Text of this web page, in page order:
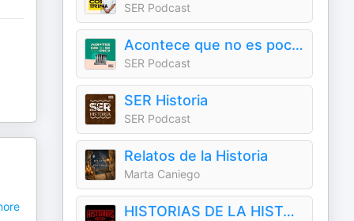
SER Podcast
Acontece que no es poco con Nieves Concostrina
SER Podcast
SER Historia
SER Podcast
Relatos de la Historia
Marta Caniego
HISTORIAS DE LA HISTORIA